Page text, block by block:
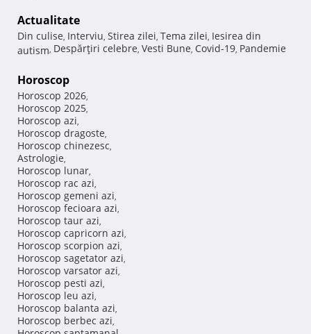
Actualitate
Din culise, Interviu, Stirea zilei, Tema zilei, Iesirea din
autism, Despărţiri celebre, Vesti Bune, Covid-19, Pandemie
Horoscop
Horoscop 2026,
Horoscop 2025,
Horoscop azi,
Horoscop dragoste,
Horoscop chinezesc,
Astrologie,
Horoscop lunar,
Horoscop rac azi,
Horoscop gemeni azi,
Horoscop fecioara azi,
Horoscop taur azi,
Horoscop capricorn azi,
Horoscop scorpion azi,
Horoscop sagetator azi,
Horoscop varsator azi,
Horoscop pesti azi,
Horoscop leu azi,
Horoscop balanta azi,
Horoscop berbec azi,